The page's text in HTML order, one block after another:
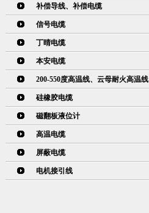
补偿导线、补偿电缆
信号电缆
丁晴电缆
本安电缆
200-550度高温线、云母耐火高温线
硅橡胶电缆
磁翻板液位计
高温电缆
屏蔽电缆
电机接引线